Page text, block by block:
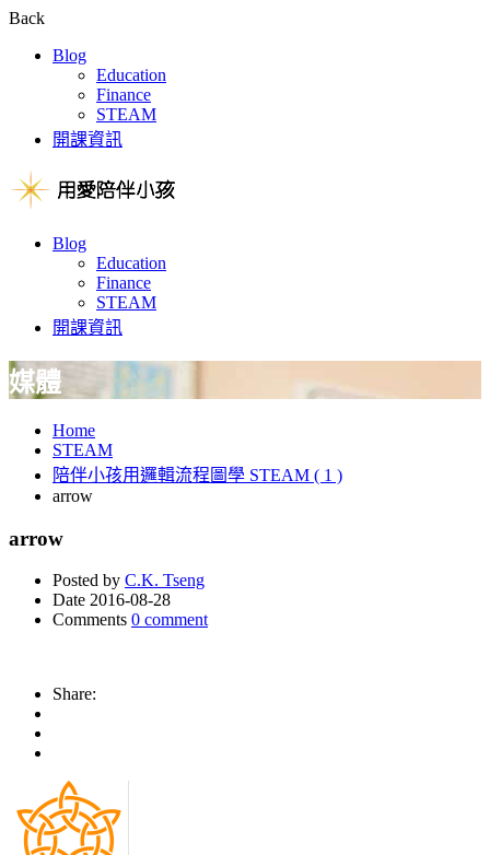
Back
Blog
Education
Finance
STEAM
開課資訊
Blog
Education
Finance
STEAM
開課資訊
媒體
Home
STEAM
陪伴小孩用邏輯流程圖學 STEAM ( 1 )
arrow
arrow
Posted by C.K. Tseng
Date 2016-08-28
Comments 0 comment
Share: